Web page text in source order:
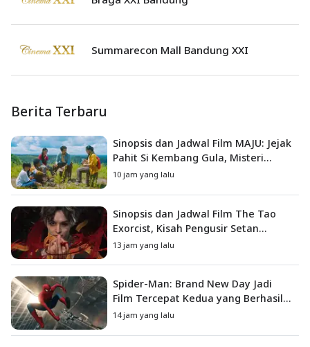
Summarecon Mall Bandung XXI
Berita Terbaru
Sinopsis dan Jadwal Film MAJU: Jejak
Pahit Si Kembang Gula, Misteri
Hilangnya Bagas di Lokasi Jambore
10 jam yang lalu
Sinopsis dan Jadwal Film The Tao
Exorcist, Kisah Pengusir Setan
Melawan Kutukan Mematikan
13 jam yang lalu
Spider-Man: Brand New Day Jadi
Film Tercepat Kedua yang Berhasil
Tembus US$1 Miliar
14 jam yang lalu